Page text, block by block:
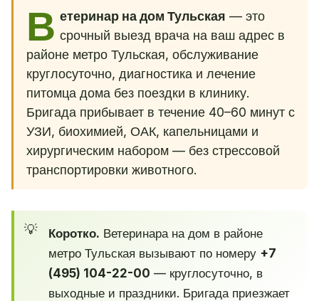
В етеринар на дом Тульская — это
срочный выезд врача на ваш адрес в
районе метро Тульская, обслуживание
круглосуточно, диагностика и лечение
питомца дома без поездки в клинику.
Бригада прибывает в течение 40–60 минут с
УЗИ, биохимией, ОАК, капельницами и
хирургическим набором — без стрессовой
транспортировки животного.
Коротко. Ветеринара на дом в районе
метро Тульская вызывают по номеру +7
(495) 104-22-00 — круглосуточно, в
выходные и праздники. Бригада приезжает